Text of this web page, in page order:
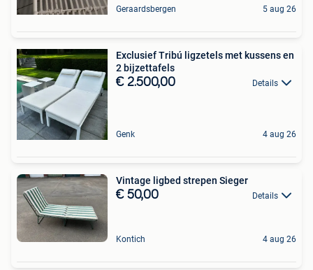
Geraardsbergen 5 aug 26
Exclusief Tribú ligzetels met kussens en
2 bijzettafels
€ 2.500,00 Details
Genk 4 aug 26
Vintage ligbed strepen Sieger
€ 50,00 Details
Kontich 4 aug 26